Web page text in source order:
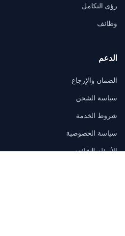
رؤى التكامل
وظائف
الدعم
الضمان والإرجاع
سياسة الشحن
شروط الخدمة
سياسة الخصوصية
الأسئلة الشائعة